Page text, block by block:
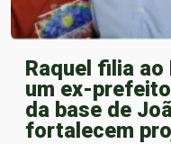
Raquel filia
um ex-
da base de
fortalecem